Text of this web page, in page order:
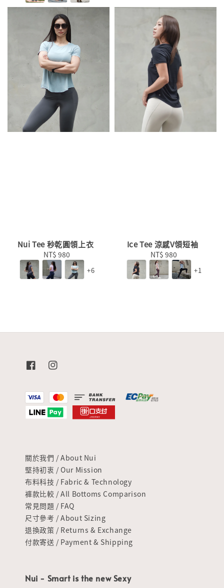
Nui Tee 秒乾圓領上衣
Regular
price
NT$ 980
+6
Ice Tee 涼感V領短袖
Regular
price
NT$ 980
+1
關於我們 / About Nui
堅持初衷 / Our Mission
布料科技 / Fabric & Technology
褲款比較 / All Bottoms Comparison
常見問題 / FAQ
尺寸參考 / About Sizing
退換政策 / Returns & Exchange
付款寄送 / Payment & Shipping
Nui - Smart is the new Sexy